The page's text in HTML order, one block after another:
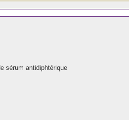
sérum antidiphtérique